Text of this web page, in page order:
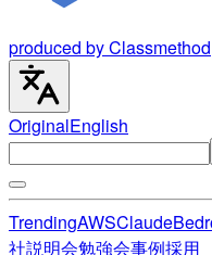
produced by Classmethod
OriginalEnglish
TrendingAWSClaude
社説明会勉強会事例採用